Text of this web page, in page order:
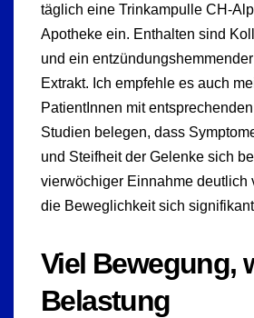
täglich eine Trinkampulle CH-
Apotheke ein. Enthalten sind
und ein
Extrakt. Ich empfehle es auch
PatientInnen mit
Studien belegen, dass
und Steifheit der Gelenke sich
vierwöchiger Einnahme deutlich
die Beweglichkeit sich
Viel Bewegung,
Belastung